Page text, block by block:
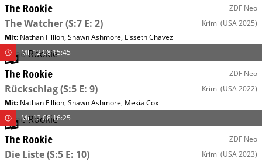
The Rookie ZDF Neo
The Watcher(S:7 E: 2) Krimi (USA 2025)
Mit: Nathan Fillion,Shawn Ashmore, Lisseth Chavez
Mi, 12.08 15:45
The Rookie ZDF Neo
Rückschlag(S:5 E: 9) Krimi (USA 2022)
Mit: Nathan Fillion,Shawn Ashmore, Mekia Cox
Mi, 12.08 16:25
The Rookie ZDF Neo
Die Liste(S:5 E: 10) Krimi (USA 2023)